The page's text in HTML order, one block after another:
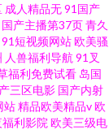
成人精品无91国产
国产主播第37页青久
91短视频网站欧美骚
人兽福利导航 91叉
福利免费试看 岛国
三区电影 国产内射
站精品欧美精品v欧
利影院 欧美三级电